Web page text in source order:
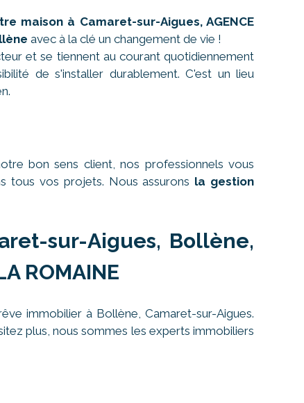
maison à Camaret-sur-Aigues, AGENCE
avec à la clé un changement de vie !
et se tiennent au courant quotidiennement
de s'installer durablement. C'est un lieu
bon sens client, nos professionnels vous
tous vos projets. Nous assurons la gestion
sur-Aigues, Bollène,
ROMAINE
immobilier à Bollène, Camaret-sur-Aigues.
plus, nous sommes les experts immobiliers